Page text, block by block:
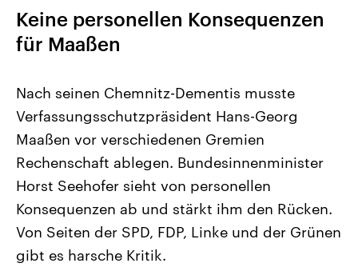
Landtagswahl Sachsen-Anhalt
2026
Alle Informationen
Sachsen-Anhalt wählt am 6.
September 2026 einen neuen
Landtag. Seit 2021 wird das
Bundesland von einer Koalition aus
CDU, SPD und FDP regiert.-
Umfragen, Prognosen,
Wahlprogramme, aktuelle Berichte
und Hintergründe zu den Parteien
Aktuelle Beiträge,
Hintergründe
Wirtschaftlich und
gehören die Vereinigten
den mächtigsten Ländern
mit großem Einfluss auf
Sendungen Programm
Keine personellen Konsequenzen
für Maaßen
Nach seinen Chemnitz-Dementis musste
Verfassungsschutzpräsident Hans-Georg
Maaßen vor verschiedenen Gremien
Rechenschaft ablegen. Bundesinnenminister
Horst Seehofer sieht von personellen
Konsequenzen ab und stärkt ihm den Rücken.
Von Seiten der SPD, FDP, Linke und der Grünen
gibt es harsche Kritik.